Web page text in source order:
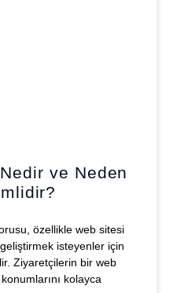
ve Neden
özellikle web sitesi
isteyenler için
Ziyaretçilerin bir web
kolayca